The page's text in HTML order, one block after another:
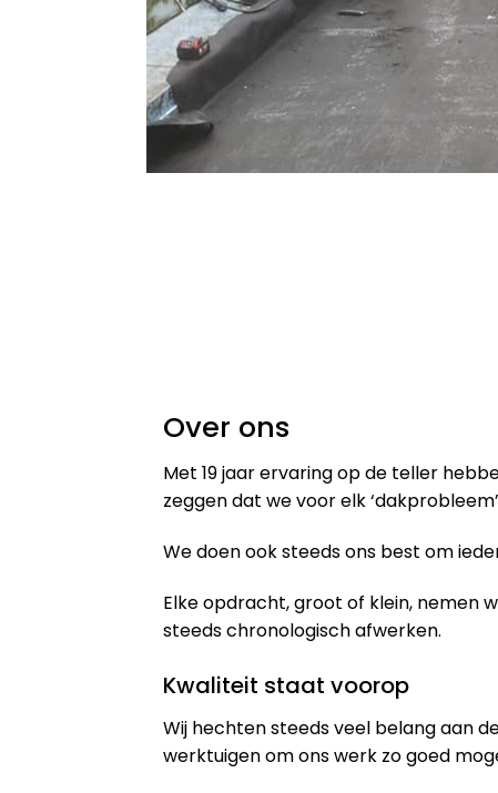
Over ons
Met 19 jaar ervaring op de teller
zeggen dat we voor elk
We doen ook steeds ons best om
Elke opdracht, groot of klein, nemen
steeds chronologisch afwerken.
Kwaliteit staat voorop
Wij hechten steeds veel belang aan
werktuigen om ons werk zo goed